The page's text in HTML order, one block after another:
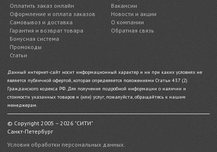
Оплатить заказ онлайн
Оформление и оплата заказов
Самовывоз и доставка
Гарантия и возврат товара
Бонусная система
Промокоды
Статьи
Вакансии
Новости и акции
О компании
Обратная связь
Данный интернет-сайт носит информационный характер и ни при каких условиях не
является публичной офертой, которая определяется положениями Статьи 437 (2)
Гражданского кодекса РФ. Для получения подробной информации о наличии и
стоимости указанных товаров и (или) услуг, пожалуйста, обращайтесь к нашим
менеджерам.
© Copyright 2005 – 2026 "СИТИ"
Санкт-Петербург
Условия обработки персональных данных.